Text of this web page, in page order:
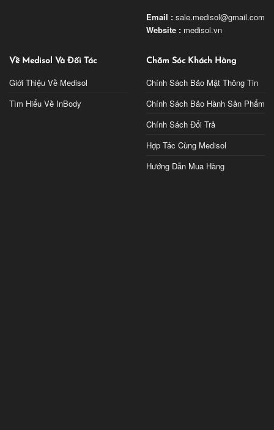
Email : sale.medisol@gmail.com
Website : medisol.vn
Về Medisol Và Đối Tác
Giới Thiệu Về Medisol
Tìm Hiểu Về InBody
Chăm Sóc Khách Hàng
Chính Sách Bảo Mật Thông Tin
Chính Sách Bảo Hành Sản Phẩm
Chính Sách Đổi Trả
Hợp Tác Cùng Medisol
Hướng Dẫn Mua Hàng